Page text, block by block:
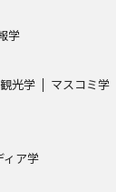
受験準備
を調べる
学
観光学 マスコミ学
ィア学